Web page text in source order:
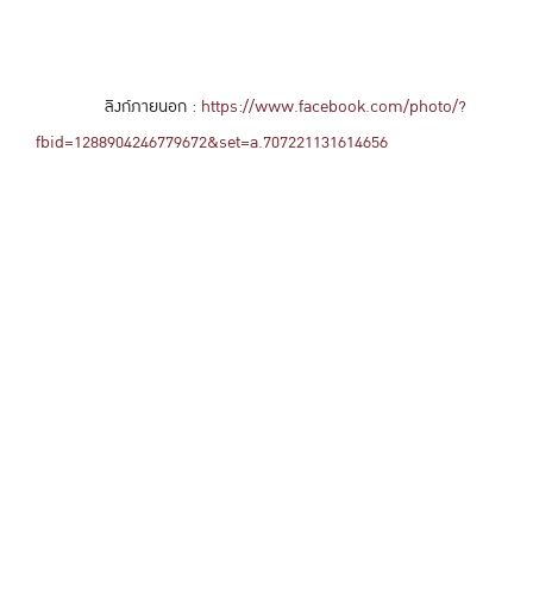
ลิงก์ภายนอก : https://www.facebook.com/photo/?
fbid=1288904246779672&set=a.707221131614656